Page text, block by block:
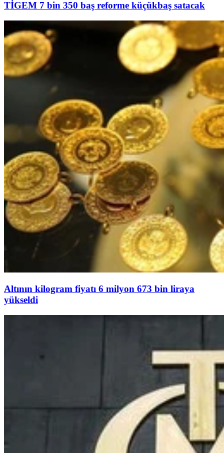
TİGEM 7 bin 350 baş reforme küçükbaş satacak
Altının kilogram fiyatı 6 milyon 673 bin liraya
yükseldi